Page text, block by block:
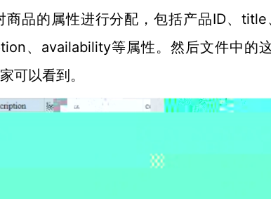
商品的属性进行分配，包括产品ID、title
、availability等属性。然后文件中的
可以看到。